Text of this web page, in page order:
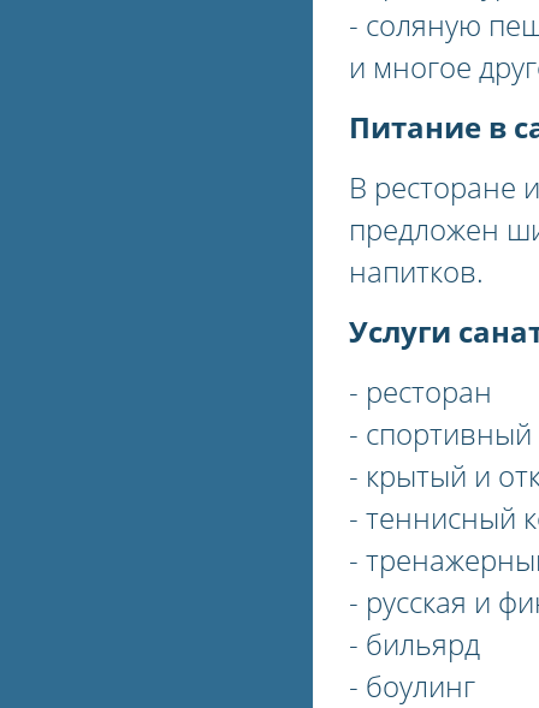
- соляную
и многое
Питание в
В ресторане
предложен
напитков.
Услуги
- ресторан
- спортивный
- крытый и
- теннисный
-
- русская и
- бильярд
- боулинг